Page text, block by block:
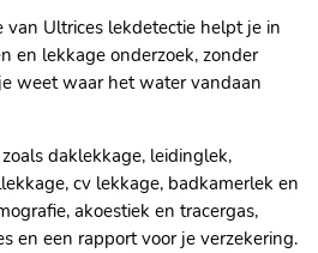
Ultrices lekdetectie helpt je in
en lekkage onderzoek, zonder
weet waar het water vandaan
daklekkage, leidinglek,
cv lekkage, badkamerlek en
akoestiek en tracergas,
en een rapport voor je verzekering.